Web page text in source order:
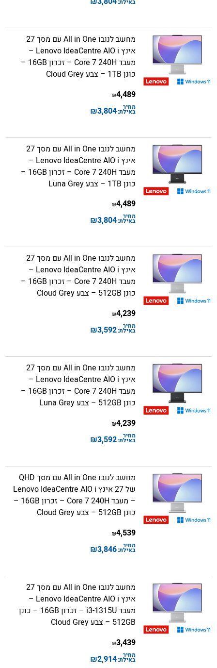
באילת:
מחשב לנובו All in One עם מסך 27
אינץ Lenovo IdeaCentre AIO i –
מעבד Core 7 240H – זכרון 16GB –
כונן 1TB – צבע Cloud Grey
4,489
₪
מחיר
באילת:3,804
₪
מחשב לנובו All in One עם מסך 27
אינץ Lenovo IdeaCentre AIO i –
מעבד Core 7 240H – זכרון 16GB –
כונן 1TB – צבע Luna Grey
4,489
₪
מחיר
באילת:3,804
₪
מחשב לנובו All in One עם מסך 27
אינץ Lenovo IdeaCentre AIO i –
מעבד Core 7 240H – זכרון 16GB –
כונן 512GB – צבע Cloud Grey
4,239
₪
מחיר
באילת:3,592
₪
מחשב לנובו All in One עם מסך 27
אינץ Lenovo IdeaCentre AIO i –
מעבד Core 7 240H – זכרון 16GB –
כונן 512GB – צבע Luna Grey
4,239
₪
מחיר
באילת:3,592
₪
מחשב לנובו All in One עם מסך QHD
של 27 אינץ Lenovo IdeaCentre AIO i
– מעבד Core 7 240H – זכרון 16GB –
כונן 512GB – צבע Cloud Grey
4,539
₪
מחיר
באילת:3,846
₪
מחשב לנובו All in One עם מסך 27
אינץ Lenovo IdeaCentre AIO i –
מעבד i3-1315U – זכרון 16GB – כונן
512GB – צבע Cloud Grey
3,439
₪
מחיר
באילת:2,914
₪